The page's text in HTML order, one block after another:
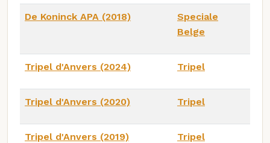
De Koninck APA (2018)
Speciale
Belge
Tripel d'Anvers (2024) Tripel
Tripel d'Anvers (2020) Tripel
Tripel d'Anvers (2019) Tripel